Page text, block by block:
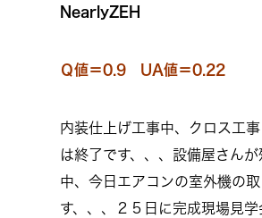
NearlyZEH
Ｑ値＝0.9 UA値＝0.22
内装仕上げ工事中、クロス工
は終了です、、、設備屋さん
中、今日エアコンの室外機の
す、、、２５日に完成現場見学